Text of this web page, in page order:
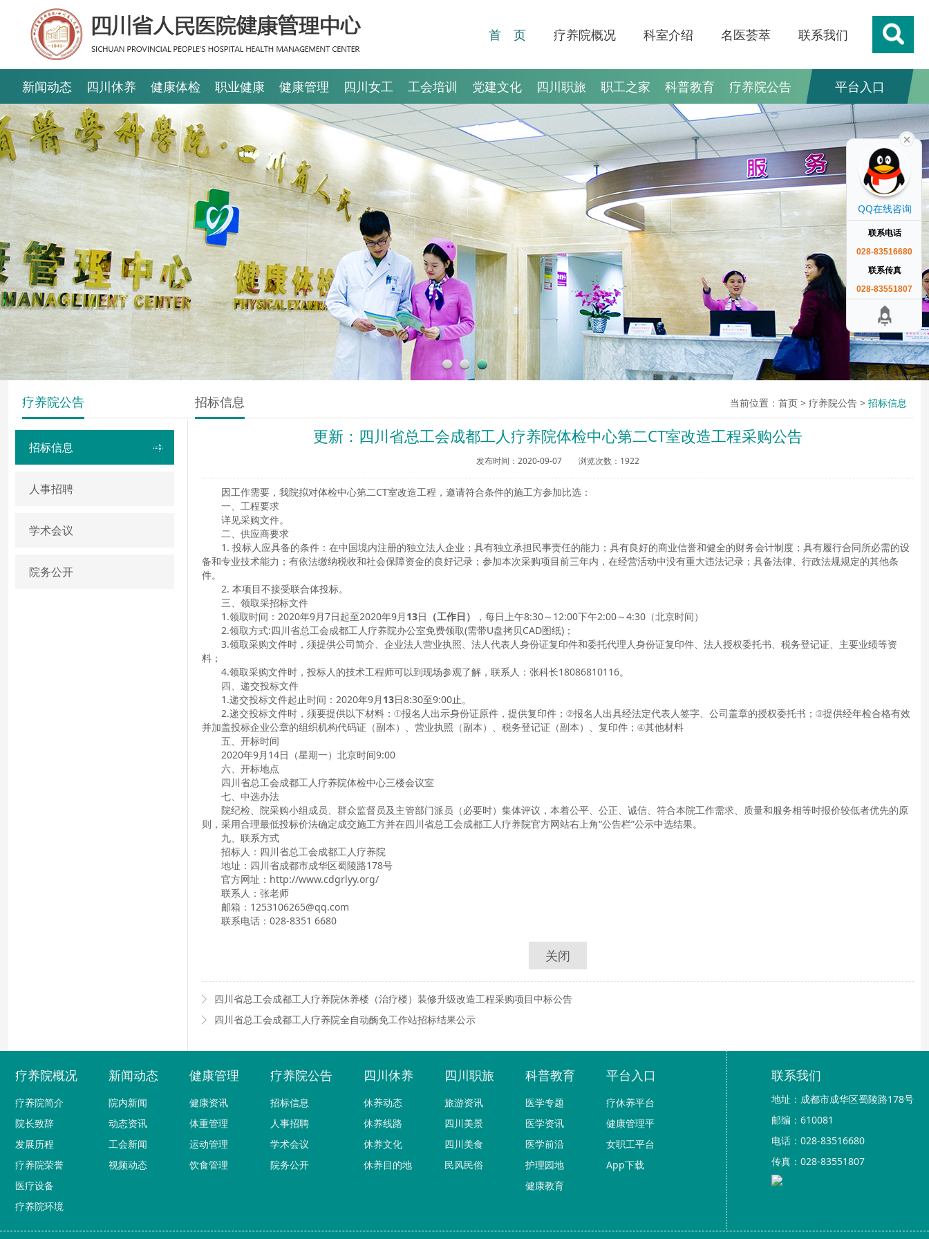
首 页 疗养院概况 科室介绍 名医荟萃 联系我们
新闻动态 四川休养 健康体检 职业健康 健康管理 四川女工 工会培训 党建文化 四川职旅 职工之家 科普教育 疗养院公告 平台入口
疗养院公告 招标信息 当前位置： 首页 > 疗养院公告 > 招标信息
招标信息
人事招聘
学术会议
院务公开
更新：四川省总工会成都工人疗养院体检中心第二CT室改造工程采购公告
发布时间：2020-09-07 浏览次数：1922
因工作需要，我院拟对体检中心第二CT室改造工程，邀请符合条件的施工方参加比选：
一、工程要求
详见采购文件。
二、供应商要求
1. 投标人应具备的条件：在中国境内注册的独立法人企业；具有独立承担民事责任的能力；具有良好的商业信誉和健全的财务会计制度；具有履行合同所必需的设
备和专业技术能力；有依法缴纳税收和社会保障资金的良好记录；参加本次采购项目前三年内，在经营活动中没有重大违法记录；具备法律、行政法规规定的其他条
件。
2. 本项目不接受联合体投标。
三、领取采招标文件
1.领取时间：2020年9月7日起至2020年9月 13日 （工作日）
，每日上午8:30～12:00下午2:00～4:30（北京时间）
2.领取方式:四川省总工会成都工人疗养院办公室免费领取(需带U盘拷贝CAD图纸)；
3.领取采购文件时，须提供公司简介、企业法人营业执照、法人代表人身份证复印件和委托代理人身份证复印件、法人授权委托书、税务登记证、主要业绩等资
料；
4.领取采购文件时，投标人的技术工程师可以到现场参观了解，联系人：张科长18086810116。
四、递交投标文件
1.递交投标文件起止时间：2020年9月 13日8:30至9:00止。
2.递交投标文件时，须要提供以下材料：①报名人出示身份证原件，提供复印件；②报名人出具经法定代表人签字、公司盖章的授权委托书；③提供经年检合格有效
并加盖投标企业公章的组织机构代码证（副本）、营业执照（副本）、税务登记证（副本）、复印件；④其他材料
五、开标时间
2020年9月14日（星期一）北京时间9:00
六、开标地点
四川省总工会成都工人疗养院体检中心三楼会议室
七、中选办法
院纪检、院采购小组成员、群众监督员及主管部门派员（必要时）集体评议，本着公平、公正、诚信、符合本院工作需求、质量和服务相等时报价较低者优先的原
则，采用合理最低投标价法确定成交施工方并在四川省总工会成都工人疗养院官方网站右上角“公告栏”公示中选结果。
九、联系方式
招标人：四川省总工会成都工人疗养院
地址：四川省成都市成华区蜀陵路178号
官方网址： http://www.cdgrlyy.org/
联系人：张老师
邮箱：1253106265@qq.com
联系电话：028-8351 6680
关闭
四川省总工会成都工人疗养院休养楼（治疗楼）装修升级改造工程采购项目中标公告
四川省总工会成都工人疗养院全自动酶免工作站招标结果公示
疗养院概况
疗养院简介
院长致辞
发展历程
疗养院荣誉
医疗设备
疗养院环境
新闻动态
院内新闻
动态资讯
工会新闻
视频动态
健康管理
健康资讯
体重管理
运动管理
饮食管理
疗养院公告
招标信息
人事招聘
学术会议
院务公开
四川休养
休养动态
休养线路
休养文化
休养目的地
四川职旅
旅游资讯
四川美景
四川美食
民风民俗
科普教育
医学专题
医学资讯
医学前沿
护理园地
健康教育
平台入口
疗休养平台
健康管理平
女职工平台
App下载
联系我们
地址：成都市成华区蜀陵路178号
邮编：610081
电话：028-83516680
传真：028-83551807
QQ在线咨询
联系电话
028-83516680
联系传真
028-83551807